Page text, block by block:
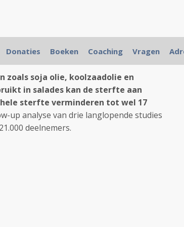
online March 6, 2025
zoals soja olie, koolzaadolie en
in salades kan de sterfte aan
sterfte verminderen tot wel 17
up analyse van drie langlopende studies
deelnemers.
Donaties Boeken Coaching Vragen